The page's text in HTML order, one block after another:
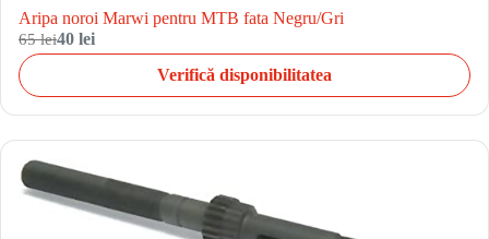
Aripa noroi Marwi pentru MTB fata Negru/Gri
65 lei40 lei
Verifică disponibilitatea